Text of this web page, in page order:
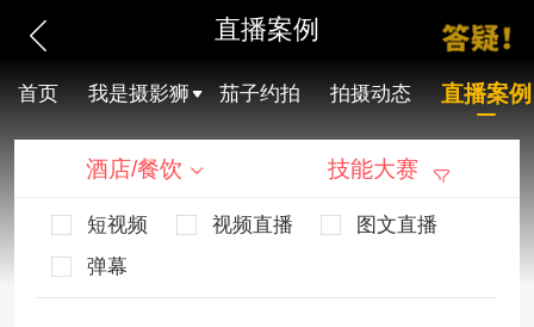
直播案例
首页 我是摄影狮 茄子约拍 拍摄动态 直播案例
酒店/餐饮 技能大赛
短视频 视频直播
图文直播
弹幕